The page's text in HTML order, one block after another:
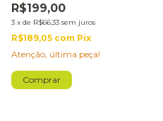
R$199,00
3 x de R$66,33 sem juros
R$189,05 com Pix
Atenção, última peça!